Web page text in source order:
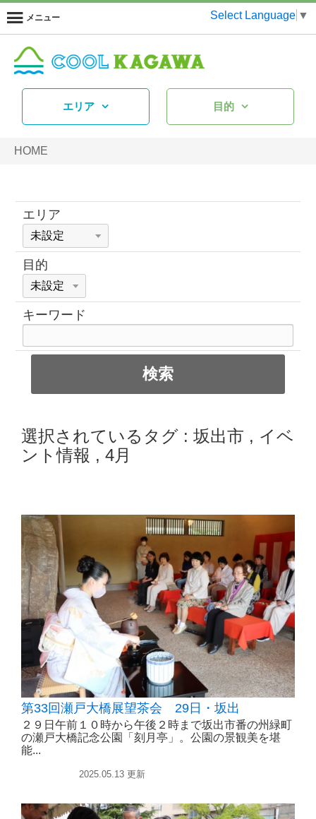
メニュー Select Language ▼
エリア 目的
HOME
エリア
目的
キーワード
選択されているタグ : 坂出市 , イベ
ント情報 , 4月
第33回瀬戸大橋展望茶会 29日・坂出
２９日午前１０時から午後２時まで坂出市番の州緑町
の瀬戸大橋記念公園「刻月亭」。公園の景観美を堪
能...
2025.05.13 更新